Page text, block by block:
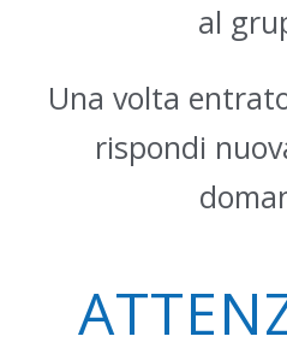
al
Una volta
rispondi